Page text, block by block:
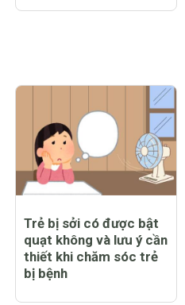
Trẻ bị sởi có được bật
quạt không và lưu ý cần
thiết khi chăm sóc trẻ
bị bệnh